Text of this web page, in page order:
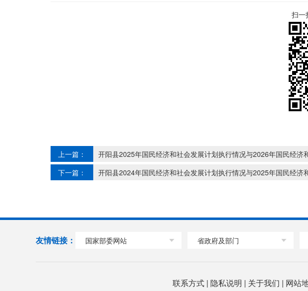
扫一
上一篇：
开阳县2025年国民经济和社会发展计划执行情况与2026年国民经济
下一篇：
开阳县2024年国民经济和社会发展计划执行情况与2025年国民经济
友情链接： 国家部委网站 省政府及部门
联系方式 | 隐私说明 | 关于我们 | 网站